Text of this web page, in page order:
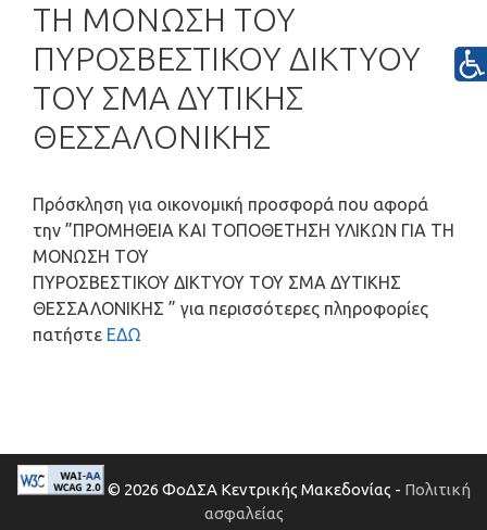
ΤΗ ΜΟΝΩΣΗ ΤΟΥ
ΠΥΡΟΣΒΕΣΤΙΚΟΥ ΔΙΚΤΥΟΥ
ΤΟΥ ΣΜΑ ΔΥΤΙΚΗΣ
ΘΕΣΣΑΛΟΝΙΚΗΣ
Πρόσκληση για οικονομική προσφορά που αφορά
την ”ΠΡΟΜΗΘΕΙΑ ΚΑΙ ΤΟΠΟΘΕΤΗΣΗ ΥΛΙΚΩΝ ΓΙΑ ΤΗ
ΜΟΝΩΣΗ ΤΟΥ
ΠΥΡΟΣΒΕΣΤΙΚΟΥ ΔΙΚΤΥΟΥ ΤΟΥ ΣΜΑ ΔΥΤΙΚΗΣ
ΘΕΣΣΑΛΟΝΙΚΗΣ ” για περισσότερες πληροφορίες
πατήστε ΕΔΩ
© 2026 ΦοΔΣΑ Κεντρικής Μακεδονίας - Πολιτική
ασφαλείας